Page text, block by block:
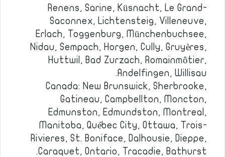
Renens, Sarine, Küsnacht, Le Grand-
Saconnex, Lichtensteig, Villeneuve,
Erlach, Toggenburg, Münchenbuchsee,
Nidau, Sempach, Horgen, Cully, Gruyères,
Huttwil, Bad Zurzach, Romainmôtier,
Andelfingen, Willisau.
Canada: New Brunswick, Sherbrooke,
Gatineau, Campbellton, Moncton,
Edmunston, Edmundston, Montreal,
Manitoba, Québec City, Ottawa, Trois-
Rivieres, St. Boniface, Dalhousie, Dieppe,
Caraquet, Ontario, Tracadie, Bathurst.